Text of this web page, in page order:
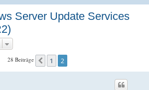
Server Update Services
28 Beiträge Vorherige
1 2